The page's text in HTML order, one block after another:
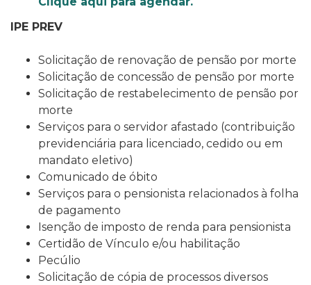
IPE PREV
Solicitação de renovação de pensão por morte
Solicitação de concessão de pensão por morte
Solicitação de restabelecimento de pensão por
morte
Serviços para o servidor afastado (contribuição
previdenciária para licenciado, cedido ou em
mandato eletivo)
Comunicado de óbito
Serviços para o pensionista relacionados à folha
de pagamento
Isenção de imposto de renda para pensionista
Certidão de Vínculo e/ou habilitação
Pecúlio
Solicitação de cópia de processos diversos